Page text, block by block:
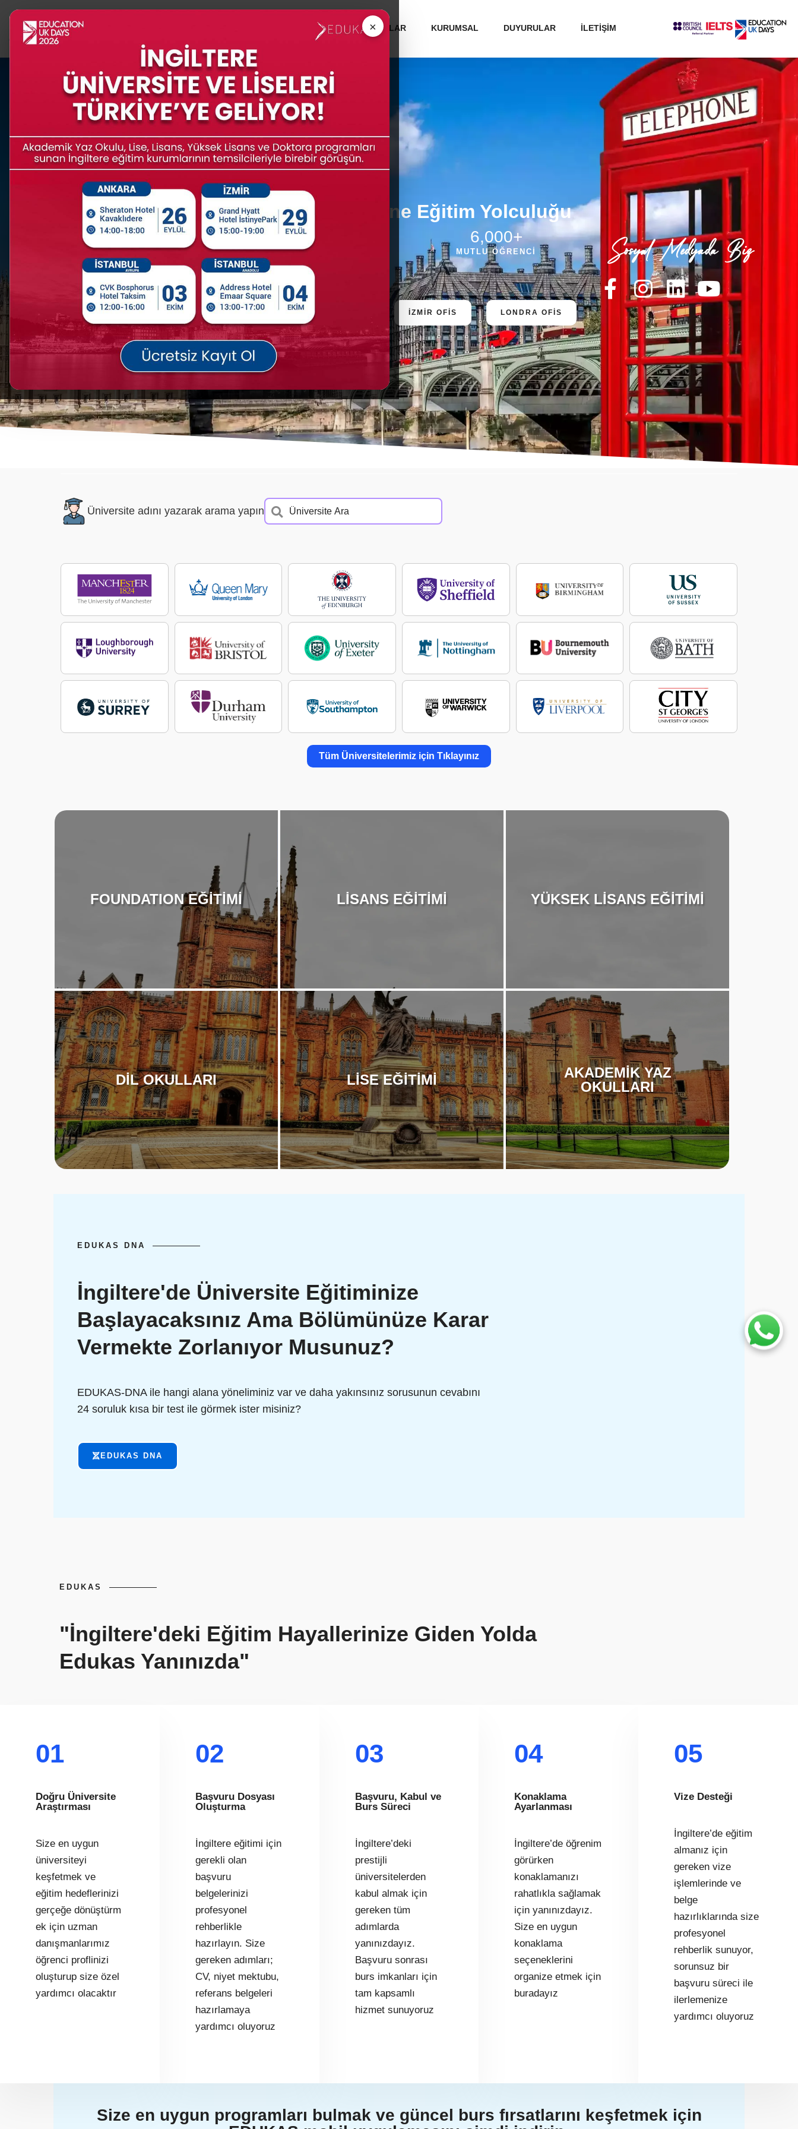
İNGİLTERE ÜNİVERSİTELERİ MEZUNLAR KURUMSAL DUYURULAR İLETİŞİM
Edukas ile Birleşik Krallık Üniversitelerine Eğitim Yolculuğu
SENELİK TECRÜBE
15+
FARKLI ÜNIVERSITE
120+
KABUL BAŞARISI MUTLU ÖĞRENCİ
6,000+
İSTANBUL AVRUPA İSTANBUL ANADOLU ANKARA OFİS İZMİR OFİS LONDRA OFİS
Sosyal Medyada Biz
Üniversite adını yazarak arama yapın
Tüm Üniversitelerimiz için Tıklayınız
FOUNDATION EĞİTİMİ LİSANS EĞİTİMİ YÜKSEK LİSANS EĞİTİMİ
DİL OKULLARI LİSE EĞİTİMİ
AKADEMİK YAZ
OKULLARI
EDUKAS DNA
İngiltere'de Üniversite Eğitiminize
Başlayacaksınız Ama Bölümünüze Karar
Vermekte Zorlanıyor Musunuz?
EDUKAS-DNA ile hangi alana yöneliminiz var ve daha yakınsınız sorusunun cevabını
24 soruluk kısa bir test ile görmek ister misiniz?
EDUKAS DNA
EDUKAS
"İngiltere'deki Eğitim Hayallerinize Giden Yolda
Edukas Yanınızda"
01
Doğru Üniversite
Araştırması
Size en uygun
üniversiteyi
keşfetmek ve
eğitim hedeflerinizi
gerçeğe dönüştürm
ek için uzman
danışmanlarımız
öğrenci proflinizi
oluşturup size özel
yardımcı olacaktır
02
Başvuru Dosyası
Oluşturma
İngiltere eğitimi için
gerekli olan
başvuru
belgelerinizi
profesyonel
rehberlikle
hazırlayın. Size
gereken adımları;
CV, niyet mektubu,
referans belgeleri
hazırlamaya
yardımcı oluyoruz
03
Başvuru, Kabul ve
Burs Süreci
İngiltere’deki
prestijli
üniversitelerden
kabul almak için
gereken tüm
adımlarda
yanınızdayız.
Başvuru sonrası
burs imkanları için
tam kapsamlı
hizmet sunuyoruz
04
Konaklama
Ayarlanması
İngiltere’de öğrenim
görürken
konaklamanızı
rahatlıkla sağlamak
için yanınızdayız.
Size en uygun
konaklama
seçeneklerini
organize etmek için
buradayız
05
Vize Desteği
İngiltere’de eğitim
almanız için
gereken vize
işlemlerinde ve
belge
hazırlıklarında size
profesyonel
rehberlik sunuyor,
sorunsuz bir
başvuru süreci ile
ilerlemenize
yardımcı oluyoruz
Size en uygun programları bulmak ve güncel burs fırsatlarını keşfetmek için